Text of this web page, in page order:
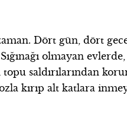
Dört gün, dört
olmayan
saldırılarından
kırıp alt katlara